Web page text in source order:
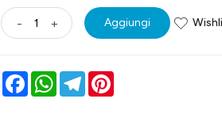
- + Aggiungi
FacebookWhatsAppTelegram